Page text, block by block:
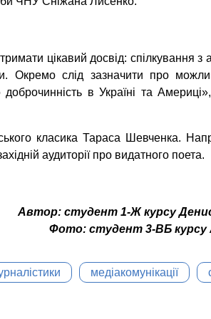
цікавий досвід: спілкування з
Окремо слід зазначити про
в Україні та
класика Тараса Шевченка.
аудиторії про видатного поета.
Автор: студент 1-Ж курсу
Фото: студент 3-ВБ курсу
медіакомунікації